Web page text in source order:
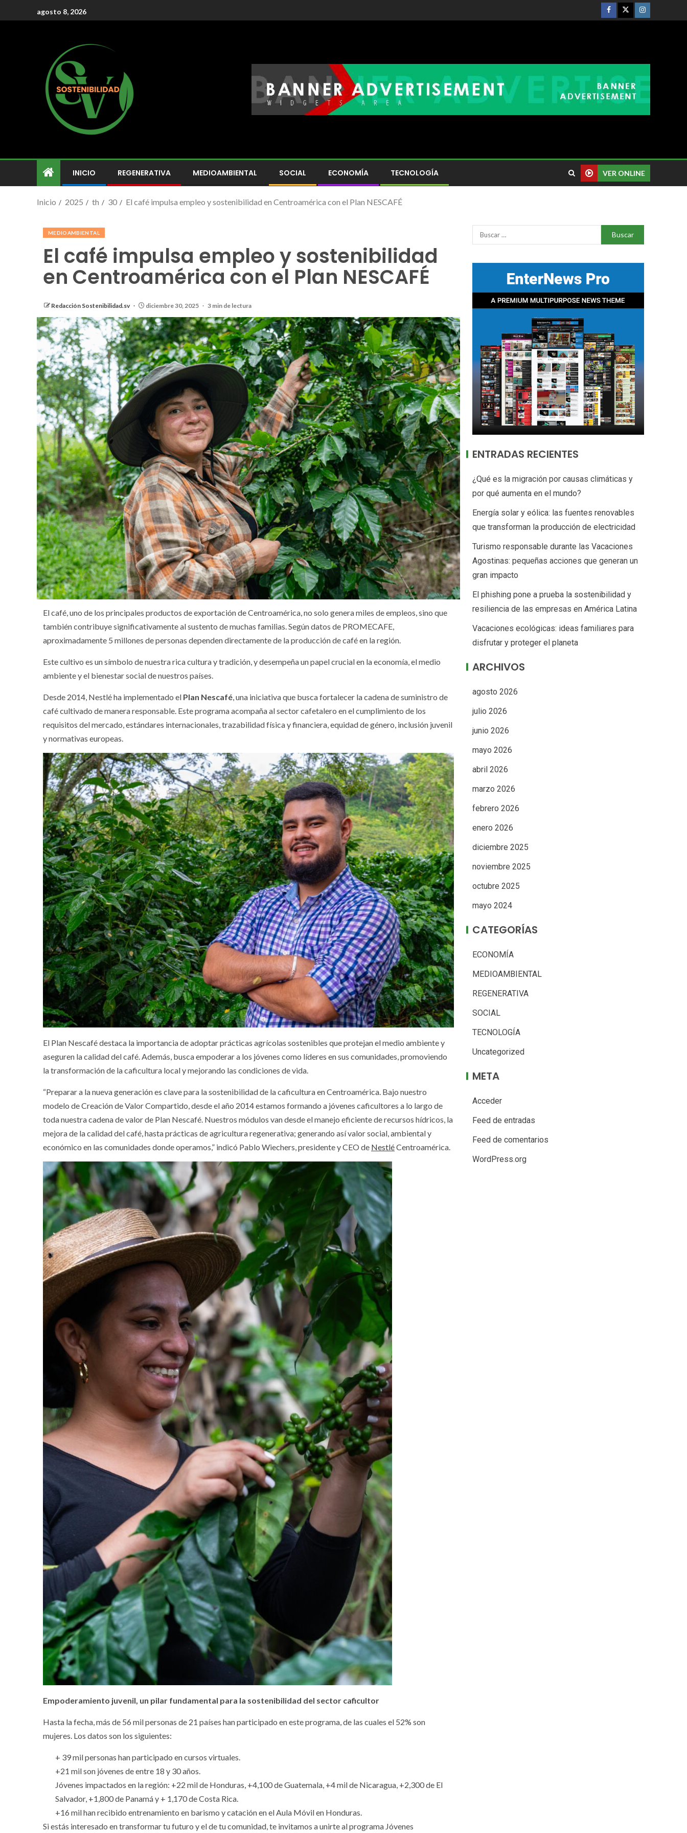
agosto 8, 2026
INICIO REGENERATIVA MEDIOAMBIENTAL SOCIAL ECONOMÍA TECNOLOGÍA VER ONLINE
Inicio 2025 th 30 El café impulsa empleo y sostenibilidad en Centroamérica con el Plan NESCAFÉ
MEDIOAMBIENTAL
El café impulsa empleo y sostenibilidad
en Centroamérica con el Plan NESCAFÉ
Redacción Sostenibilidad.sv diciembre 30, 2025 3 min de lectura
El café, uno de los principales productos de exportación de Centroamérica, no solo genera miles de empleos, sino que
también contribuye significativamente al sustento de muchas familias. Según datos de PROMECAFE,
aproximadamente 5 millones de personas dependen directamente de la producción de café en la región.
Este cultivo es un símbolo de nuestra rica cultura y tradición, y desempeña un papel crucial en la economía, el medio
ambiente y el bienestar social de nuestros países.
Desde 2014, Nestlé ha implementado el Plan Nescafé, una iniciativa que busca fortalecer la cadena de suministro de
café cultivado de manera responsable. Este programa acompaña al sector cafetalero en el cumplimiento de los
requisitos del mercado, estándares internacionales, trazabilidad física y financiera, equidad de género, inclusión juvenil
y normativas europeas.
El Plan Nescafé destaca la importancia de adoptar prácticas agrícolas sostenibles que protejan el medio ambiente y
aseguren la calidad del café. Además, busca empoderar a los jóvenes como líderes en sus comunidades, promoviendo
la transformación de la caficultura local y mejorando las condiciones de vida.
“Preparar a la nueva generación es clave para la sostenibilidad de la caficultura en Centroamérica. Bajo nuestro
modelo de Creación de Valor Compartido, desde el año 2014 estamos formando a jóvenes caficultores a lo largo de
toda nuestra cadena de valor de Plan Nescafé. Nuestros módulos van desde el manejo eficiente de recursos hídricos, la
mejora de la calidad del café, hasta prácticas de agricultura regenerativa; generando así valor social, ambiental y
económico en las comunidades donde operamos,” indicó Pablo Wiechers, presidente y CEO de NestléCentroamérica.
Empoderamiento juvenil, un pilar fundamental para la sostenibilidad del sector caficultor
Hasta la fecha, más de 56 mil personas de 21 países han participado en este programa, de las cuales el 52% son
mujeres. Los datos son los siguientes:
+ 39 mil personas han participado en cursos virtuales.
+21 mil son jóvenes de entre 18 y 30 años.
Jóvenes impactados en la región: +22 mil de Honduras, +4,100 de Guatemala, +4 mil de Nicaragua, +2,300 de El
Salvador, +1,800 de Panamá y + 1,170 de Costa Rica.
+16 mil han recibido entrenamiento en barismo y catación en el Aula Móvil en Honduras.
Si estás interesado en transformar tu futuro y el de tu comunidad, te invitamos a unirte al programa Jóvenes
ENTRADAS RECIENTES
¿Qué es la migración por causas climáticas y
por qué aumenta en el mundo?
Energía solar y eólica: las fuentes renovables
que transforman la producción de electricidad
Turismo responsable durante las Vacaciones
Agostinas: pequeñas acciones que generan un
gran impacto
El phishing pone a prueba la sostenibilidad y
resiliencia de las empresas en América Latina
Vacaciones ecológicas: ideas familiares para
disfrutar y proteger el planeta
ARCHIVOS
agosto 2026
julio 2026
junio 2026
mayo 2026
abril 2026
marzo 2026
febrero 2026
enero 2026
diciembre 2025
noviembre 2025
octubre 2025
mayo 2024
CATEGORÍAS
ECONOMÍA
MEDIOAMBIENTAL
REGENERATIVA
SOCIAL
TECNOLOGÍA
Uncategorized
META
Acceder
Feed de entradas
Feed de comentarios
WordPress.org